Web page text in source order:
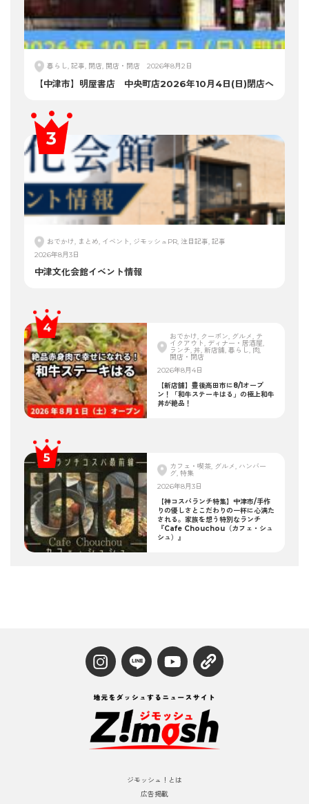
暮らし, 記事, 閉店, 開店・閉店 2026年8月2日
【中津市】明屋書店 中央町店2026年10月4日(日)閉店へ
おでかけ, まとめ, イベント, ジモッシュPR, 注目記事, 記事
2026年8月3日
中津文化会館イベント情報
おでかけ, クーポン, グルメ, テ
イクアウト, ディナー・居酒屋,
ランチ, 丼, 新店舗, 暮らし, 肉,
開店・閉店
2026年8月4日
【新店舗】豊後高田市に8/1オープ
ン！「和牛ステーキはる」の極上和牛
丼が絶品！
カフェ・喫茶, グルメ, ハンバー
グ, 特集
2026年8月3日
【神コスパランチ特集】中津市/手作
りの優しさとこだわりの一杯に心満た
される。家族を想う特別なランチ
『Cafe Chouchou（カフェ・シュ
シュ）』
ジモッシュ！とは
広告掲載